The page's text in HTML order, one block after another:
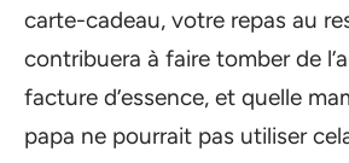
carte-cadeau, votre repas au
contribuera à faire tomber de
facture d’essence, et quelle
papa ne pourrait pas utiliser